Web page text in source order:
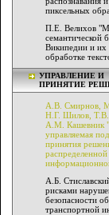
пиксельных
П.Е. Велихов
семантической
Википедии и их
обработке
УПРАВЛЕНИЕ И
ПРИНЯТИЕ
А.В. Смирнов,
Н.Г. Шилов, Т.В.
А.М. Кашевник
управляемая
принятия
распределенной
А.Б.
рисками
безопасности
транспортной